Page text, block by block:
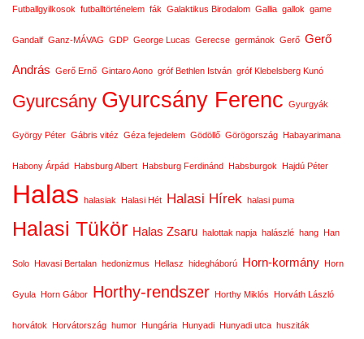
Futballgyilkosok futballtörténelem fák Galaktikus Birodalom Gallia gallok game
Gandalf Ganz-MÁVAG GDP George Lucas Gerecse germánok Gerő Gerő
András Gerő Ernő Gintaro Aono gróf Bethlen István gróf Klebelsberg Kunó
Gyurcsány Gyurcsány Ferenc Gyurgyák
György Péter Gábris vitéz Géza fejedelem Gödöllő Görögország Habayarimana
Habony Árpád Habsburg Albert Habsburg Ferdinánd Habsburgok Hajdú Péter
Halas halasiak Halasi Hét Halasi Hírek halasi puma
Halasi Tükör Halas Zsaru halottak napja halászlé hang Han
Solo Havasi Bertalan hedonizmus Hellasz hidegháború Horn-kormány Horn
Gyula Horn Gábor Horthy-rendszer Horthy Miklós Horváth László
horvátok Horvátország humor Hungária Hunyadi Hunyadi utca husziták